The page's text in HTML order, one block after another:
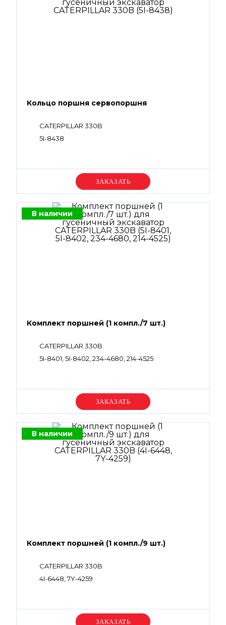
Кольцо поршня сервопоршня
CATERPILLAR 330B
5I-8438
Уточняйте цену
В наличии
Комплект поршней (1 компл./7 шт.)
CATERPILLAR 330B
5I-8401, 5I-8402, 234-4680, 214-4525
Уточняйте цену
В наличии
Комплект поршней (1 компл./9 шт.)
CATERPILLAR 330B
4I-6448, 7Y-4259
Уточняйте цену